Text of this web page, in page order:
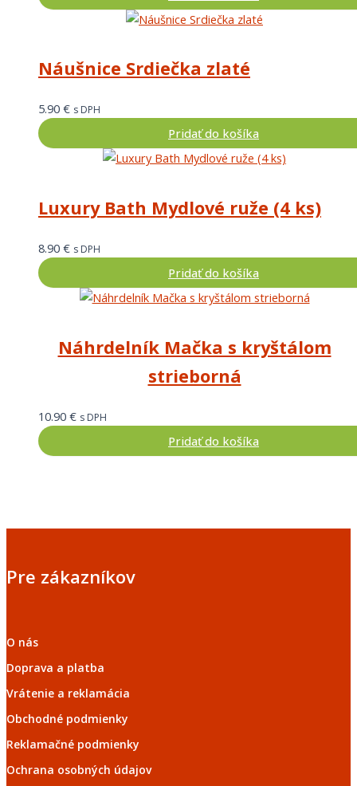
Náušnice Srdiečka zlaté
5.90 € s DPH
Pridať do košíka
Luxury Bath Mydlové ruže (4 ks)
8.90 € s DPH
Pridať do košíka
Náhrdelník Mačka s kryštálom
strieborná
10.90 € s DPH
Pridať do košíka
Pre zákazníkov
O nás
Doprava a platba
Vrátenie a reklamácia
Obchodné podmienky
Reklamačné podmienky
Ochrana osobných údajov